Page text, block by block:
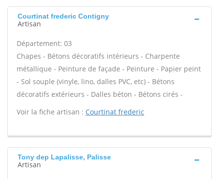
Courtinat frederic Contigny
Artisan
Département: 03
Chapes - Bétons décoratifs intérieurs - Charpente
métallique - Peinture de façade - Peinture - Papier peint
- Sol souple (vinyle, lino, dalles PVC, etc) - Bétons
décoratifs extérieurs - Dalles béton - Bétons cirés -
Voir la fiche artisan : Courtinat frederic
Tony dep Lapalisse, Palisse
Artisan